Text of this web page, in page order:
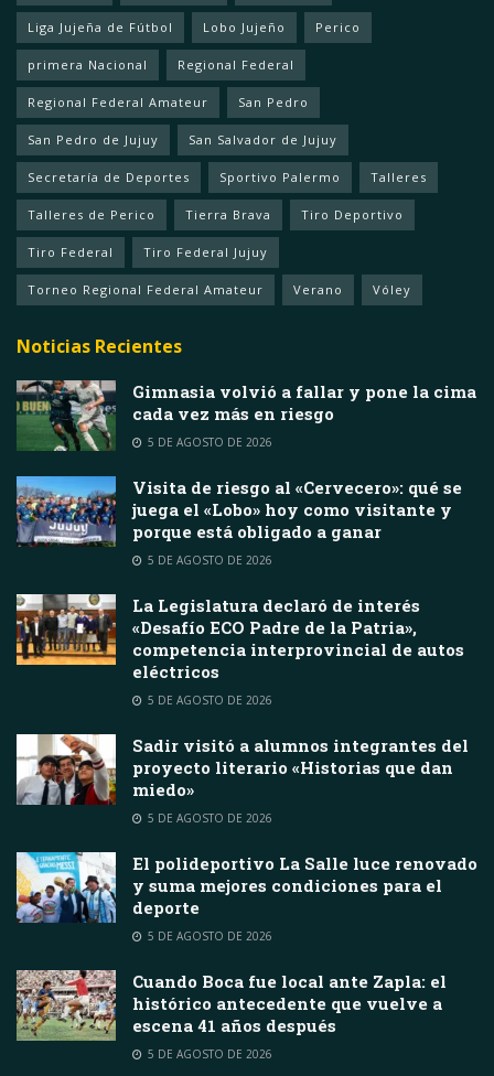
Liga Jujeña de Fútbol Lobo Jujeño Perico
primera Nacional Regional Federal
Regional Federal Amateur San Pedro
San Pedro de Jujuy San Salvador de Jujuy
Secretaría de Deportes Sportivo Palermo Talleres
Talleres de Perico Tierra Brava Tiro Deportivo
Tiro Federal Tiro Federal Jujuy
Torneo Regional Federal Amateur Verano Vóley
Noticias Recientes
Gimnasia volvió a fallar y pone la cima
cada vez más en riesgo
5 DE AGOSTO DE 2026
Visita de riesgo al «Cervecero»: qué se
juega el «Lobo» hoy como visitante y
porque está obligado a ganar
5 DE AGOSTO DE 2026
La Legislatura declaró de interés
«Desafío ECO Padre de la Patria»,
competencia interprovincial de autos
eléctricos
5 DE AGOSTO DE 2026
Sadir visitó a alumnos integrantes del
proyecto literario «Historias que dan
miedo»
5 DE AGOSTO DE 2026
El polideportivo La Salle luce renovado
y suma mejores condiciones para el
deporte
5 DE AGOSTO DE 2026
Cuando Boca fue local ante Zapla: el
histórico antecedente que vuelve a
escena 41 años después
5 DE AGOSTO DE 2026